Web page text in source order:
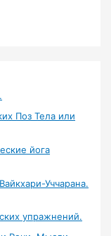
Поз Тела или
йога
Уччарана.
упражнений.